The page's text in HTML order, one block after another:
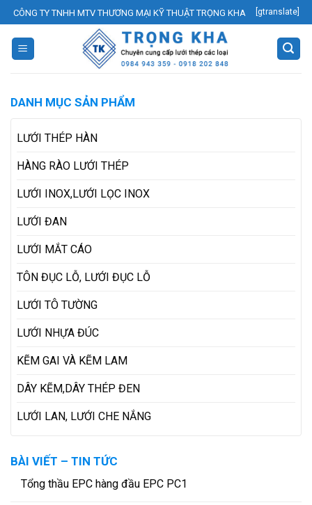
Skip
to
content
CÔNG TY TNHH MTV THƯƠNG MẠI KỸ THUẬT TRỌNG KHA [gtranslate]
DANH MỤC SẢN PHẨM
LƯỚI THÉP HÀN
HÀNG RÀO LƯỚI THÉP
LƯỚI INOX,LƯỚI LỌC INOX
LƯỚI ĐAN
LƯỚI MẮT CÁO
TÔN ĐỤC LỖ, LƯỚI ĐỤC LỖ
LƯỚI TÔ TƯỜNG
LƯỚI NHỰA ĐÚC
KẼM GAI VÀ KẼM LAM
DÂY KẼM,DÂY THÉP ĐEN
LƯỚI LAN, LƯỚI CHE NẮNG
BÀI VIẾT – TIN TỨC
Tổng thầu EPC hàng đầu EPC PC1